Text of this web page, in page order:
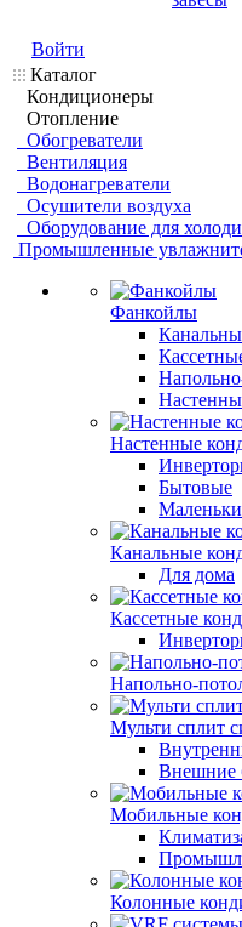
Войти
Каталог
Кондиционеры
Отопление
Обогреватели
Вентиляция
Водонагреватели
Осушители воздуха
Оборудование для
Промышленные
Фанкойлы
Настенные
Бытовые
Канальные
Для дома
Кассетные
Напольно-
Мульти сплит
Внешние
Мобильные
Колонные